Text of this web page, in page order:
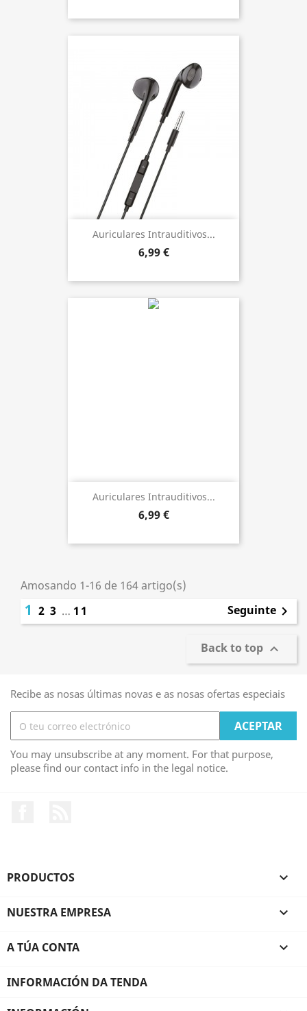
Auriculares Intrauditivos...
6,99 €
Auriculares Intrauditivos...
6,99 €
Amosando 1-16 de 164 artigo(s)
1 2 3 … 11 Seguinte 
Back to top 
Recibe as nosas últimas novas e as nosas ofertas especiais
You may unsubscribe at any moment. For that purpose,
please find our contact info in the legal notice.
PRODUCTOS 
NUESTRA EMPRESA 
A TÚA CONTA 
INFORMACIÓN DA TENDA